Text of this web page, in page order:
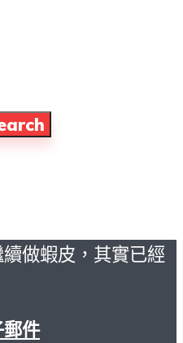
做蝦皮，其實已經
件